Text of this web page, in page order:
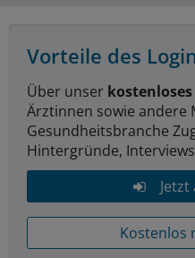
Vorteile des
Über unser
Ärztinnen sowie andere
Gesundheitsbranche
Hintergründe,
Kostenlos